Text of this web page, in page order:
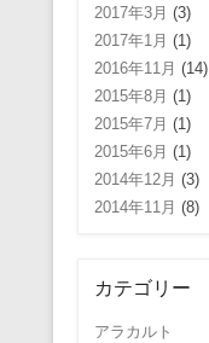
2017年3月 (3)
2017年1月 (1)
2016年11月 (14)
2015年8月 (1)
2015年7月 (1)
2015年6月 (1)
2014年12月 (3)
2014年11月 (8)
カテゴリー
アラカルト